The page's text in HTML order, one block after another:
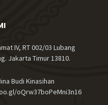
IV, RT 002/03 Lubang
Jakarta Timur 13810.
Budi Kinasihan
oQrw37boPeMni3n16